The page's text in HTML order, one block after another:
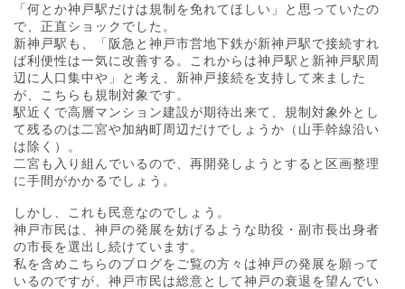
「何とか神戸駅だけは規制を免れてほしい」と思っていたの
で、正直ショックでした。
新神戸駅も、「阪急と神戸市営地下鉄が新神戸駅で接続すれ
ば利便性は一気に改善する。これからは神戸駅と新神戸駅周
辺に人口集中や」と考え、新神戸接続を支持して来ました
が、こちらも規制対象です。
駅近くで高層マンション建設が期待出来て、規制対象外とし
て残るのは二宮や加納町周辺だけでしょうか（山手幹線沿い
は除く）。
二宮も入り組んでいるので、再開発しようとすると区画整理
に手間がかかるでしょう。
しかし、これも民意なのでしょう。
神戸市民は、神戸の発展を妨げるような助役・副市長出身者
の市長を選出し続けています。
私を含めこちらのブログをご覧の方々は神戸の発展を願って
いるのですが、神戸市民は総意として神戸の衰退を望んでい